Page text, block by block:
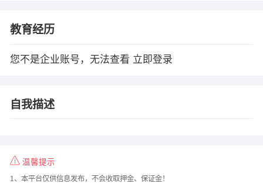
教育经历
您不是企业账号，无法查看 立即登录
自我描述
温馨提示
1、本平台仅供信息发布，不会收取押金、保证金！